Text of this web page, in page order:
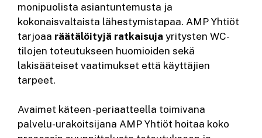
monipuolista asiantuntemusta ja
kokonaisvaltaista lähestymistapaa. AMP Yhtiöt
tarjoaa räätälöityjä ratkaisuja yritysten WC-
tilojen toteutukseen huomioiden sekä
lakisääteiset vaatimukset että käyttäjien
tarpeet.
Avaimet käteen -periaatteella toimivana
palvelu-urakoitsijana AMP Yhtiöt hoitaa koko